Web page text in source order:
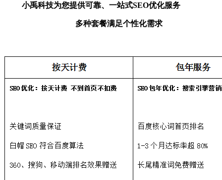
小禹科技为您提供可靠、一站式SEO优化服务
多种套餐满足个性化需求